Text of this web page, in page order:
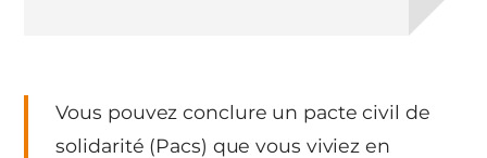
Vous pouvez conclure un pacte civil de
solidarité (Pacs) que vous viviez en